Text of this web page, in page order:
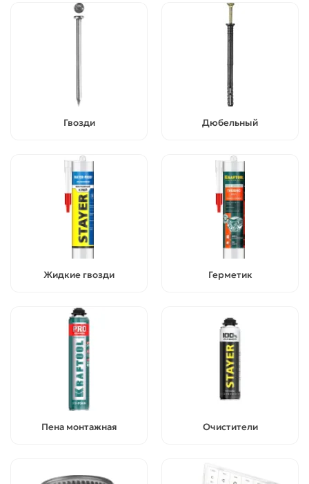
Гвозди Дюбельный
Жидкие гвозди Герметик
Пена монтажная Очистители